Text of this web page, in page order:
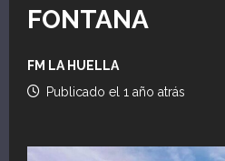
FONTANA
FM LA HUELLA
Publicado el 1 año atrás